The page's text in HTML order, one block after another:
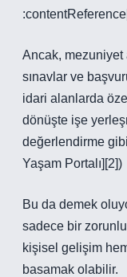
Ancak, mezuniyet
sınavlar ve
idari alanlarda
dönüşte işe
değerlendirme
Yaşam Portalı][2])
Bu da demek
sadece bir
kişisel gelişim
basamak olabilir.